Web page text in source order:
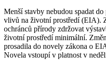
Menší stavby nebudou spadat
vlivů na životní prostředí (EIA).
ochránců přírody zdržovat
životní prostředí minimální.
prosadila do novely zákona o
Novela vstoupí v platnost v